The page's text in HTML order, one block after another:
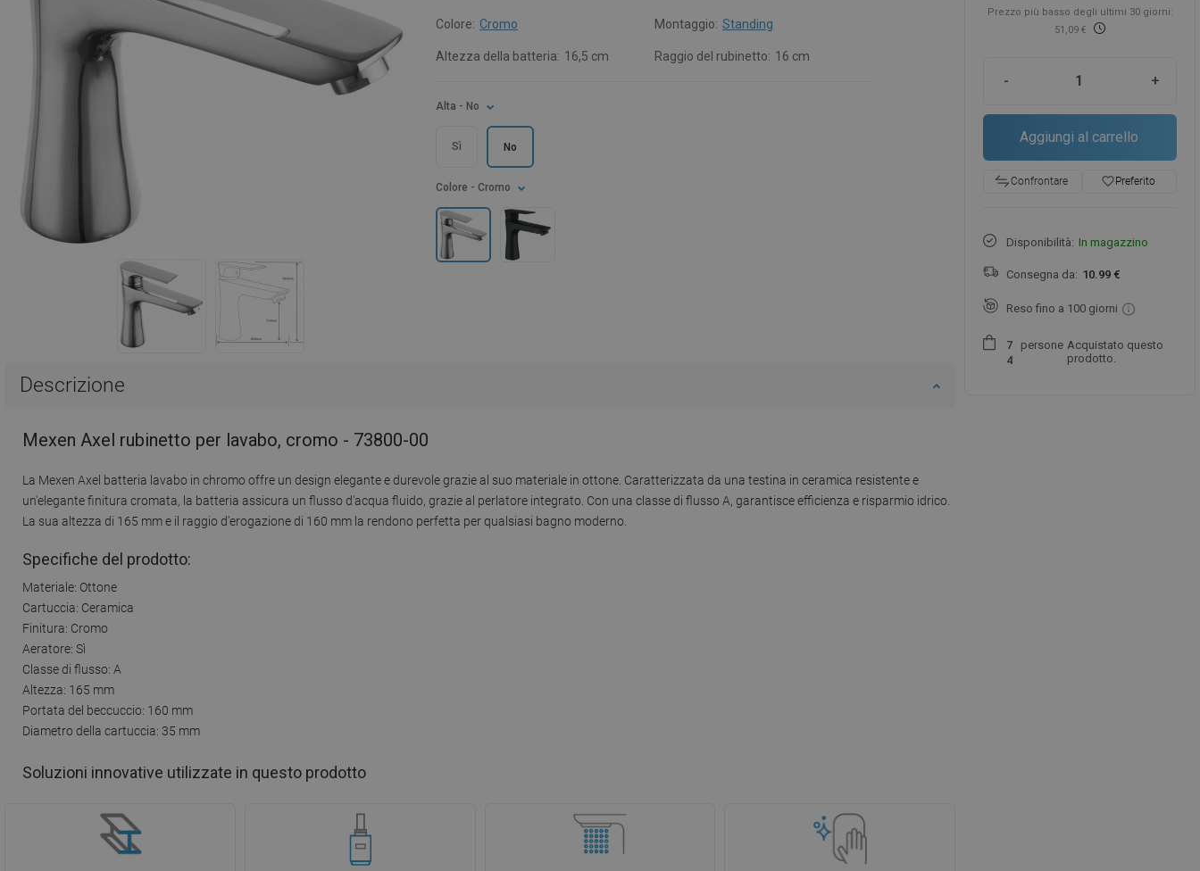
Colore: Cromo Montaggio: Standing
Altezza della batteria: 16,5 cm Raggio del rubinetto: 16 cm
Colore - Cromo
Alta - No
No
Sì
Descrizione
Mexen Axel rubinetto per lavabo, cromo - 73800-00
La Mexen Axel batteria lavabo in chromo offre un design elegante e durevole grazie al suo materiale in ottone. Caratterizzata da una testina in ceramica resistente e
un'elegante finitura cromata, la batteria assicura un flusso d'acqua fluido, grazie al perlatore integrato. Con una classe di flusso A, garantisce efficienza e risparmio idrico.
La sua altezza di 165 mm e il raggio d'erogazione di 160 mm la rendono perfetta per qualsiasi bagno moderno.
Specifiche del prodotto:
Materiale: Ottone
Cartuccia: Ceramica
Finitura: Cromo
Aeratore: Sì
Classe di flusso: A
Altezza: 165 mm
Portata del beccuccio: 160 mm
Diametro della cartuccia: 35 mm
Soluzioni innovative utilizzate in questo prodotto
Prezzo più basso degli ultimi 30 giorni:
51,09 €
- +
Aggiungi al carrello
Confrontare favorite_borderPreferito
Disponibilità: In magazzino
Consegna da: 10.99 €
Reso fino a 100 giorni
7
4
persone Acquistato questo
prodotto.